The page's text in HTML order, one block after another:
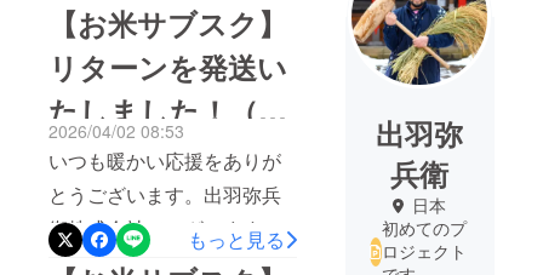
【お米サブスク】
リターンを発送い
たしました！（出
羽弥兵衛株式会
社）
2026/04/02 08:53
いつも暖かい応援をありが
とうございます。出羽弥兵
衛株式会社でございます。4
月1日、お米サブスク（有機
もっと見る
出羽弥
兵衛
日本
初めてのプ
ロジェクト